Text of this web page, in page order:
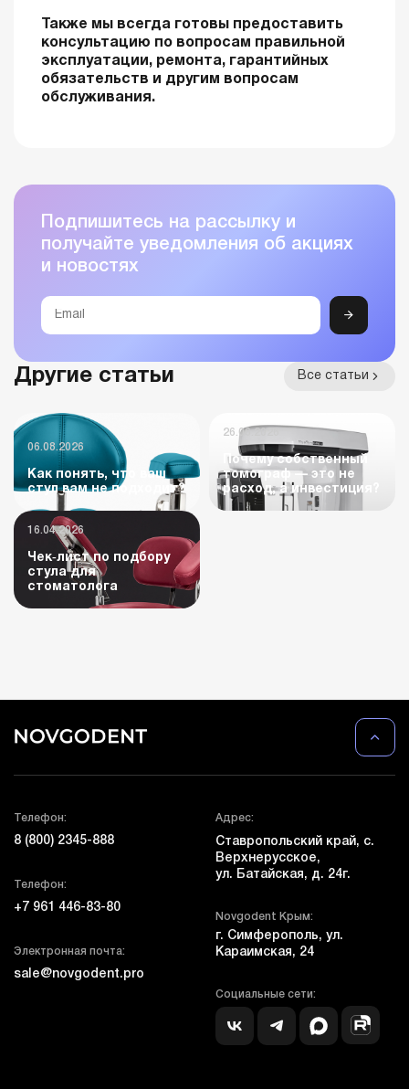
Также мы всегда готовы предоставить
консультацию по вопросам правильной
эксплуатации, ремонта, гарантийных
обязательств и другим вопросам
обслуживания.
Подпишитесь на рассылку и
получайте уведомления об акциях
и новостях
Другие статьи Все статьи
06.08.2026
Как понять, что ваш
стул вам не подходит?
26.06.2026
Почему собственный
томограф — это не
расход, а инвестиция?
16.04.2026
Чек‑лист по подбору
стула для
стоматолога
Телефон:
8 (800) 2345-888
Телефон:
+7 961 446-83-80
Электронная почта:
sale@novgodent.pro
Адрес:
Ставропольский край, с.
Верхнерусское,
ул. Батайская, д. 24г.
Novgodent Крым:
г. Симферополь, ул.
Караимская, 24
Социальные сети: